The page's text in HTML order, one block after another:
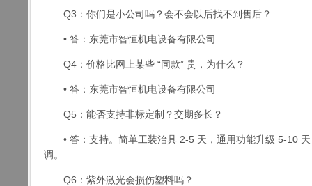
Q3：你们是小公司吗？会不会以后找不到售后？
• 答：东莞市智恒机电设备有限公司
Q4：价格比网上某些 “同款” 贵，为什么？
• 答：东莞市智恒机电设备有限公司
Q5：能否支持非标定制？交期多长？
• 答：支持。简单工装治具 2-5 天，通用功能升级 5-10 天
调。
Q6：紫外激光会损伤塑料吗？